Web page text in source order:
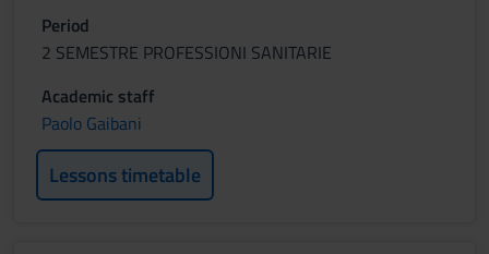
Period
2 SEMESTRE PROFESSIONI SANITARIE
Academic staff
Paolo Gaibani
Lessons timetable